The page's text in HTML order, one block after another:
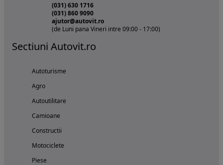
(031) 630 1716
(031) 860 9090
ajutor@autovit.ro
(de Luni pana Vineri intre 09:00 - 17:00)
Sectiuni Autovit.ro
Autoturisme
Agro
Autoutilitare
Camioane
Constructii
Motociclete
Piese